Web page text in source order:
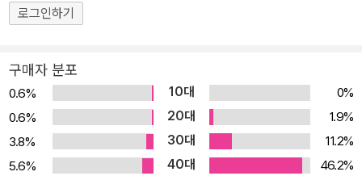
로그인하기
구매자 분포
0.6% 10대
0%
0.6%
20대
1.9%
3.8%
30대
11.2%
5.6%
40대
46.2%